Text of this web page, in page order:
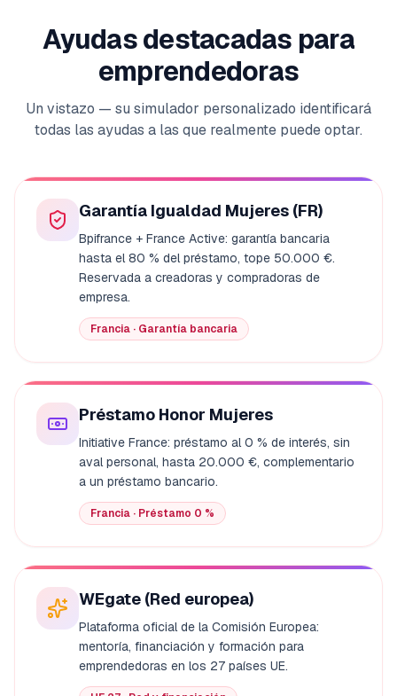
Ayudas destacadas para
emprendedoras
Un vistazo — su simulador personalizado identificará
todas las ayudas a las que realmente puede optar.
Garantía Igualdad Mujeres (FR)
Bpifrance + France Active: garantía bancaria
hasta el 80 % del préstamo, tope 50.000 €.
Reservada a creadoras y compradoras de
empresa.
Francia · Garantía bancaria
Préstamo Honor Mujeres
Initiative France: préstamo al 0 % de interés, sin
aval personal, hasta 20.000 €, complementario
a un préstamo bancario.
Francia · Préstamo 0 %
WEgate (Red europea)
Plataforma oficial de la Comisión Europea:
mentoría, financiación y formación para
emprendedoras en los 27 países UE.